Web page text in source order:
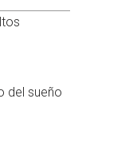
del sueño